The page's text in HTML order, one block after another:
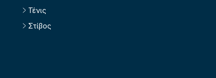
Τένις
Στίβος